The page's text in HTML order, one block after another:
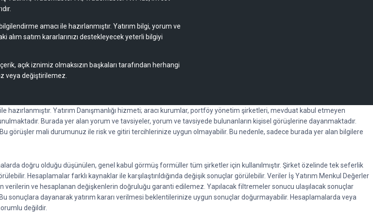
amacı ile hazırlanmıştır. Yatırım bilgi, yorum ve
alım satım kararlarınızı destekleyecek yeterli bilgiyi
açık iznimiz olmaksızın başkaları tarafından herhangi
veya değiştirilemez.
Yatırım Danışmanlığı hizmeti; aracı kurumlar, portföy yönetim şirketleri, mevduat kabul etmeyen
Burada yer alan yorum ve tavsiyeler, yorum ve tavsiyede bulunanların kişisel görüşlerine dayanmaktadır.
Bu görüşler mali durumunuz ile risk ve gitiri tercihlerinize uygun olmayabilir. Bu nedenle, sadece burada yer alan bilgilere
doğru olduğu düşünülen, genel kabul görmüş formüller tüm şirketler için kullanılmıştır. Şirket özelinde tek seferlik
Hesaplamalar farklı kaynaklar ile karşılaştırıldığında değişik sonuçlar görülebilir. Veriler İş Yatırım Menkul Değerler
verilerin ve hesaplanan değişkenlerin doğruluğu garanti edilemez. Yapılacak filtremeler sonucu ulaşılacak sonuçlar
sonuçlara dayanarak yatırım kararı verilmesi beklentilerinize uygun sonuçlar doğurmayabilir. Hesaplamalarda veya
değildir.